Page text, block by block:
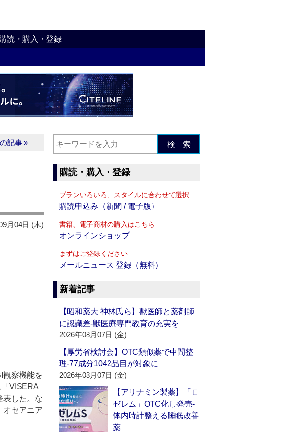
購読・購入・登録
記事 »
月04日 (木)
観察機能を
VISERA
表した。な
オセアニア
検 索
購読・購入・登録
プランいろいろ、スタイルに合わせて選択
購読申込み（新聞 / 電子版）
書籍、電子商材の購入はこちら
オンラインショップ
まずはご登録ください
メールニュース 登録（無料）
新着記事
【昭和薬大 神林氏ら】獣医師と薬剤師
に認識差‐獣医療専門教育の充実を
2026年08月07日 (金)
【厚労省検討会】OTC類似薬で中間整
理‐77成分1042品目が対象に
2026年08月07日 (金)
【アリナミン製薬】「ロ
ゼレム」OTC化し発売‐
体内時計整える睡眠改善
薬